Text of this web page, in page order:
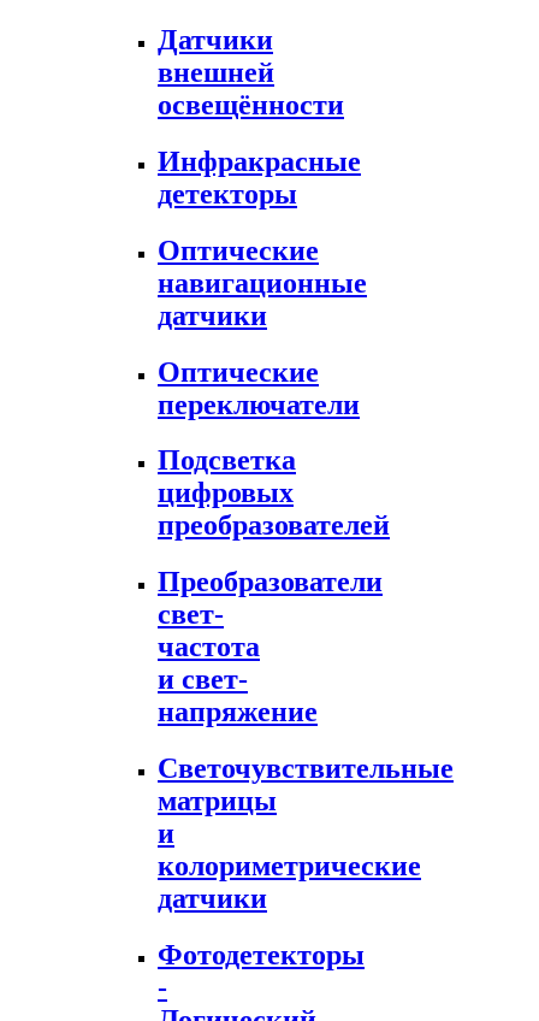
Датчики
внешней
освещённости
Инфракрасные
детекторы
Оптические
навигационные
датчики
Оптические
переключатели
Подсветка
цифровых
преобразователей
Преобразователи
свет-
частота
и свет-
напряжение
Светочувствительные
матрицы
и
колориметрические
датчики
Фотодетекторы
-